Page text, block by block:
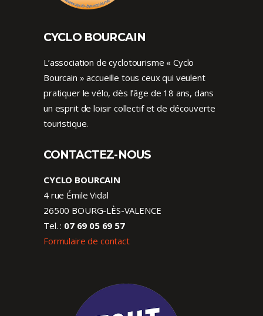
CYCLO BOURCAIN
L’association de cyclotourisme « Cyclo
Bourcain » accueille tous ceux qui veulent
pratiquer le vélo, dès l’âge de 18 ans, dans
un esprit de loisir collectif et de découverte
touristique.
CONTACTEZ-NOUS
CYCLO BOURCAIN
4 rue Émile Vidal
26500 BOURG-LÈS-VALENCE
Tel. : 07 69 05 69 57
Formulaire de contact